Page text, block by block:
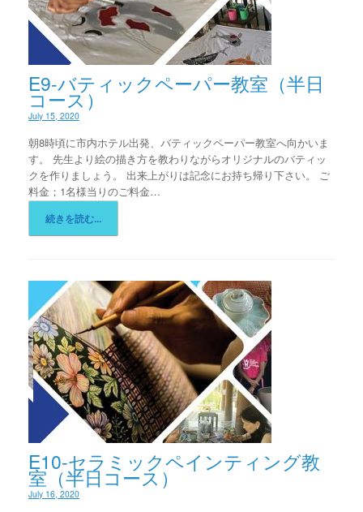
E9-バティックペーパー教室（半日
コース）
July 15, 2020
朝8時頃に市内ホテル出発、バティックペーパー教室へ向かいま
す。 先生より絵の描き方を教わりながらオリジナルのバティッ
クを作りましょう。 出来上がりは記念にお持ち帰り下さい。 ご
料金；1名様当りのご料金…
続きを読む...
E10-セラミックペインティング教
室（半日コース）
July 16, 2020